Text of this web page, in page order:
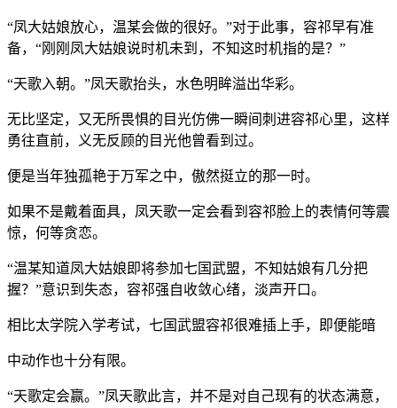
“凤大姑娘放心，温某会做的很好。”对于此事，容祁早有准
备，“刚刚凤大姑娘说时机未到，不知这时机指的是？”
“天歌入朝。”凤天歌抬头，水色明眸溢出华彩。
无比坚定，又无所畏惧的目光仿佛一瞬间刺进容祁心里，这样
勇往直前，义无反顾的目光他曾看到过。
便是当年独孤艳于万军之中，傲然挺立的那一时。
如果不是戴着面具，凤天歌一定会看到容祁脸上的表情何等震
惊，何等贪恋。
“温某知道凤大姑娘即将参加七国武盟，不知姑娘有几分把
握？”意识到失态，容祁强自收敛心绪，淡声开口。
相比太学院入学考试，七国武盟容祁很难插上手，即便能暗
中动作也十分有限。
“天歌定会赢。”凤天歌此言，并不是对自己现有的状态满意，